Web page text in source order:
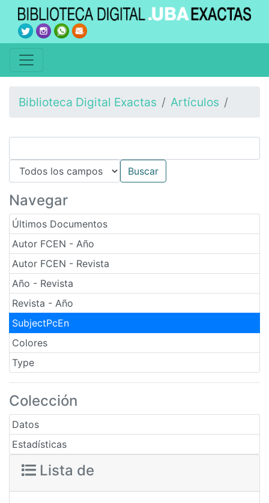
Biblioteca Digital Exactas Artículos
Navegar
Últimos Documentos
Autor FCEN - Año
Autor FCEN - Revista
Año - Revista
Revista - Año
SubjectPcEn
Colores
Type
Colección
Datos
Estadísticas
Lista de